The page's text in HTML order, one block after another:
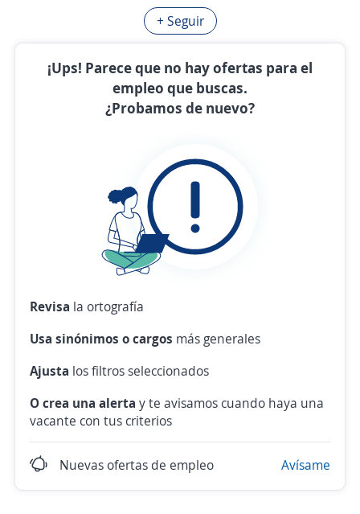
+ Seguir
¡Ups! Parece que no hay ofertas para el
empleo que buscas.
¿Probamos de nuevo?
Revisa la ortografía
Usa sinónimos o cargos más generales
Ajusta los filtros seleccionados
O crea una alerta y te avisamos cuando haya una
vacante con tus criterios
Nuevas ofertas de empleo Avísame